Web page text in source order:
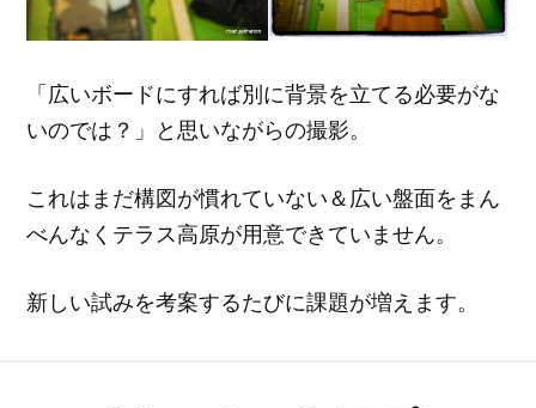
「広いボードにすれば別に背景を立てる必要がな
いのでは？」と思いながらの撮影。
これはまだ構図が慣れていない＆広い盤面をまん
べんなくテラス高原が用意できていません。
新しい試みを考案するたびに課題が増えます。